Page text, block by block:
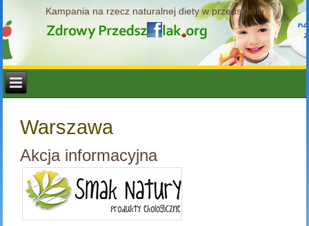
Kampania na rzecz naturalnej diety w przedszkolu
Warszawa
Akcja informacyjna